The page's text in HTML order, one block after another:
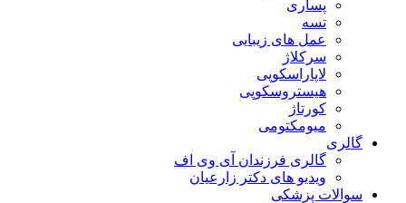
پساری
تسه
عمل های زیبایی
سرکلاژ
لاپاراسکوپی
هیستروسکوپی
کورتاژ
میومکتومی
گالری
گالری فرزندان آی وی اف
ویدیو های دکتر زارعیان
سوالات پزشکی